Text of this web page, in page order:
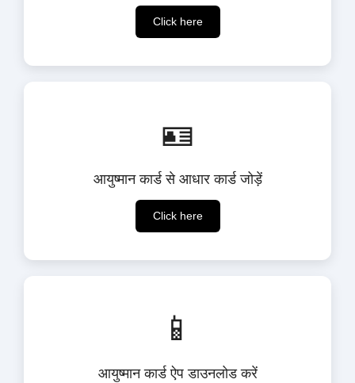
Click here
🪪
आयुष्मान कार्ड से आधार कार्ड जोड़ें
Click here
📱
आयुष्मान कार्ड ऐप डाउनलोड करें